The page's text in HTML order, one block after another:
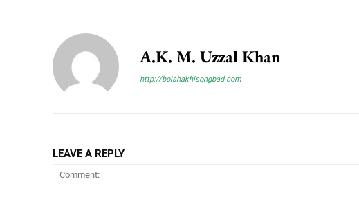
A.K. M. Uzzal Khan
http://boishakhisongbad.com
LEAVE A REPLY